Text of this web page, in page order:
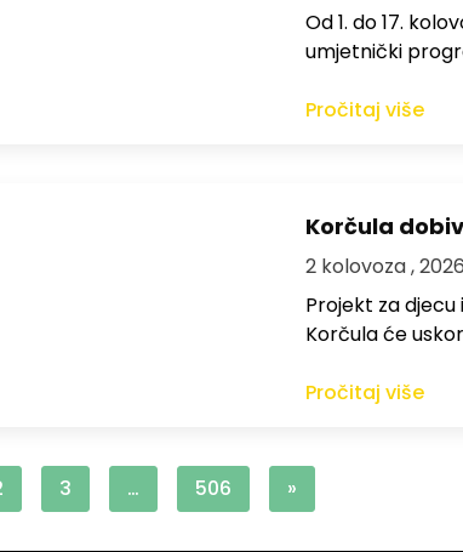
Od 1. do 17.
umjetnički
Pročitaj više
Korčula
2 kolovoza ,
Projekt za
Korčula će
Pročitaj više
3 … 506 »